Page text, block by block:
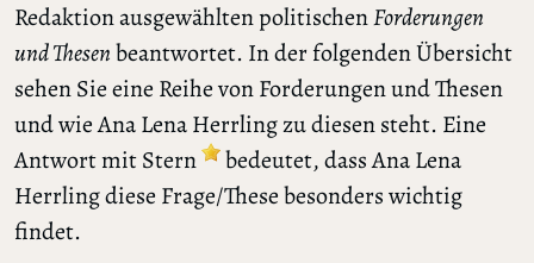
Redaktion ausgewählten politischenForderungen
und Thesenbeantwortet. In der folgenden Übersicht
sehen Sie eine Reihe von Forderungen und Thesen
und wie Ana Lena Herrling zu diesen steht. Eine
Antwort mit Stern
bedeutet, dass Ana Lena
Herrling diese Frage/These besonders wichtig
findet.